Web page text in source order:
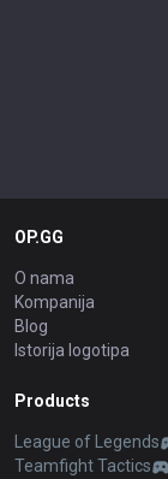
OP.GG
O nama
Kompanija
Blog
Istorija logotipa
Products
League of Legends
Teamfight Tactics